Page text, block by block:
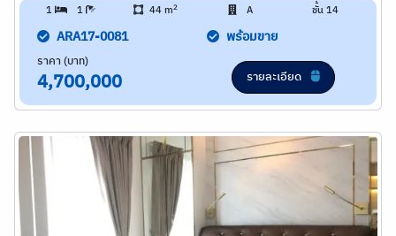
1 1 44 m2 A ชั้น 14
ARA17-0081 พร้อมขาย
ราคา (บาท)
4,700,000 รายละเอียด